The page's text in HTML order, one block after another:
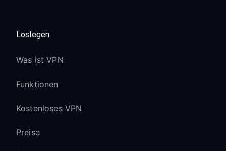
Loslegen
Was ist VPN
Funktionen
Kostenloses VPN
Preise